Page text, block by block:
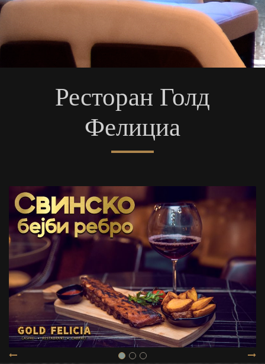
Ресторан Голд
Фелициа